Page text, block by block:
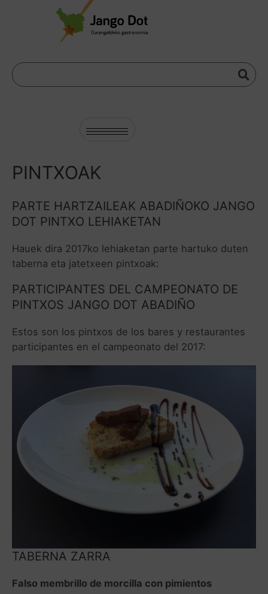
PINTXOAK
PARTE HARTZAILEAK ABADIÑOKO JANGO
DOT PINTXO LEHIAKETAN
Hauek dira 2017ko lehiaketan parte hartuko duten
taberna eta jatetxeen pintxoak:
PARTICIPANTES DEL CAMPEONATO DE
PINTXOS JANGO DOT ABADIÑO
Estos son los pintxos de los bares y restaurantes
participantes en el campeonato del 2017:
TABERNA ZARRA
Falso membrillo de morcilla con pimientos